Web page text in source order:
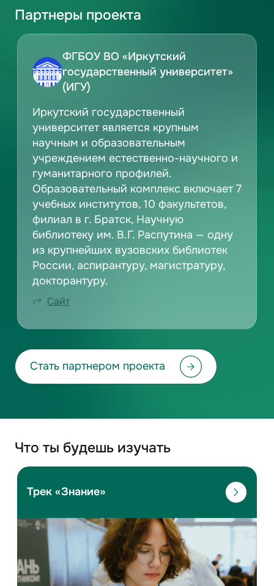
Партнеры проекта
ФГБОУ ВО «Иркутский
государственный университет»
(ИГУ)
Иркутский государственный
университет является крупным
научным и образовательным
учреждением естественно-научного и
гуманитарного профилей.
Образовательный комплекс включает 7
учебных институтов, 10 факультетов,
филиал в г. Братск, Научную
библиотеку им. В.Г. Распутина — одну
из крупнейших вузовских библиотек
России, аспирантуру, магистратуру,
докторантуру.
Сайт
Стать партнером проекта
Что ты будешь изучать
Трек «Знание»
Лекции и практика: математика, физика,
информатика, химия
Подготовка к ЕГЭ
Мастер-классы